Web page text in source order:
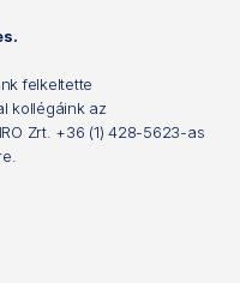
felkeltette
kollégáink az
Zrt. +36 (1) 428-5623-as